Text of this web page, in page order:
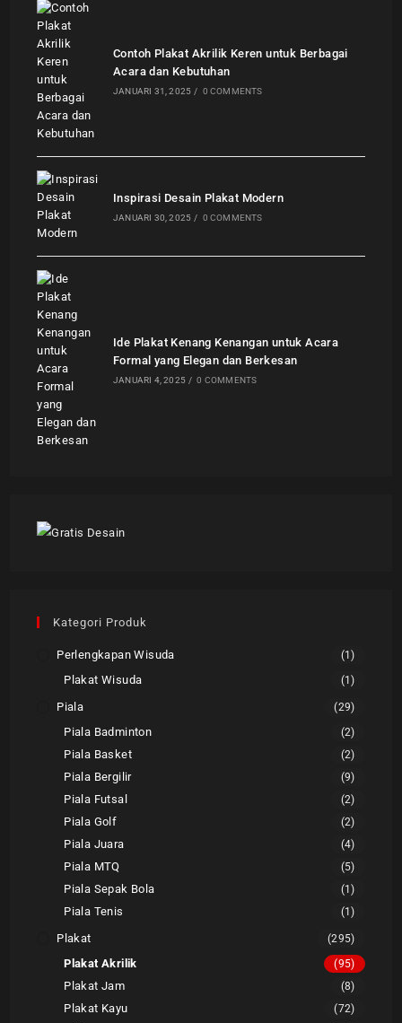
Contoh Plakat Akrilik Keren untuk Berbagai
Acara dan Kebutuhan
JANUARI 31, 2025 / 0 COMMENTS
Inspirasi Desain Plakat Modern
JANUARI 30, 2025 / 0 COMMENTS
Ide Plakat Kenang Kenangan untuk Acara
Formal yang Elegan dan Berkesan
JANUARI 4, 2025 / 0 COMMENTS
Kategori Produk
Perlengkapan Wisuda (1)
Plakat Wisuda (1)
Piala (29)
Piala Badminton (2)
Piala Basket (2)
Piala Bergilir (9)
Piala Futsal (2)
Piala Golf (2)
Piala Juara (4)
Piala MTQ (5)
Piala Sepak Bola (1)
Piala Tenis (1)
Plakat (295)
Plakat Akrilik (95)
Plakat Jam (8)
Plakat Kayu (72)